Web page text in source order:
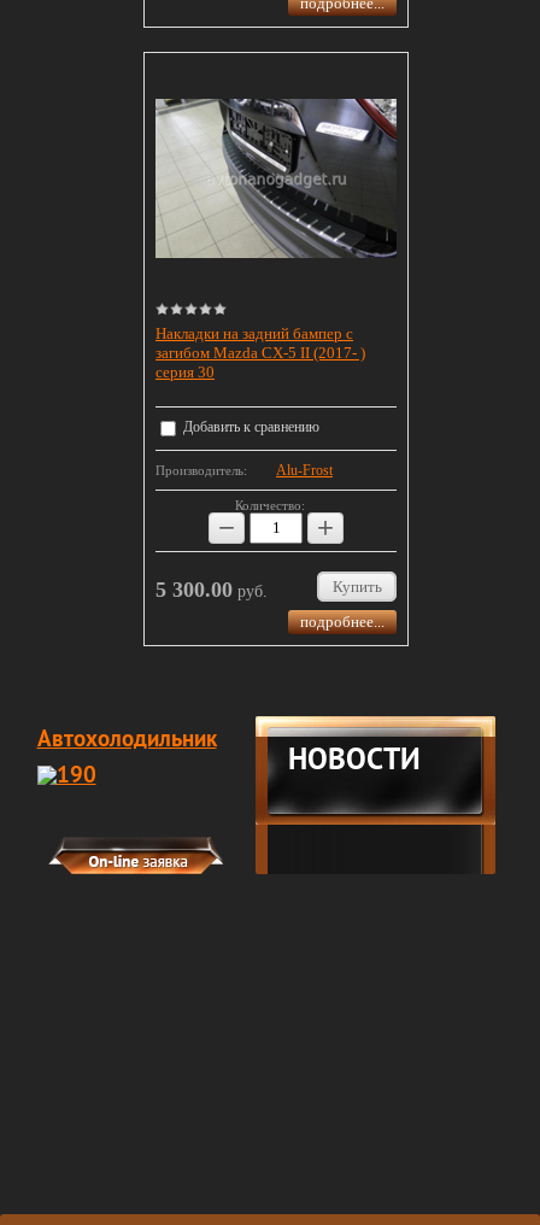
Накладки на задний бампер с
загибом Mazda CX-5 II (2017- )
серия 30
Добавить к сравнению
Производитель: Alu-Frost
Количество:
− +
5 300.00 руб.
Купить
подробнее...
Автохолодильник
НОВОСТИ